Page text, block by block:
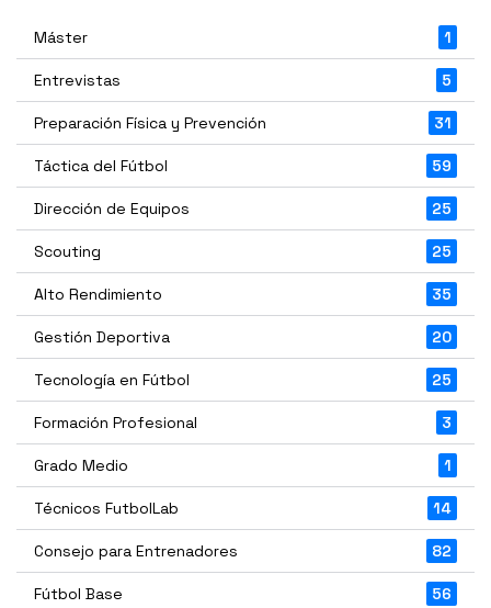
Máster 1
Entrevistas 5
Preparación Física y Prevención 31
Táctica del Fútbol 59
Dirección de Equipos 25
Scouting 25
Alto Rendimiento 35
Gestión Deportiva 20
Tecnología en Fútbol 25
Formación Profesional 3
Grado Medio 1
Técnicos FutbolLab 14
Consejo para Entrenadores 82
Fútbol Base 56